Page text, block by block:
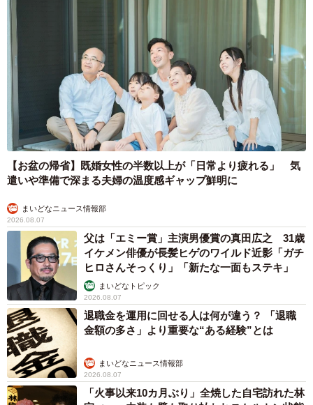
【お盆の帰省】既婚女性の半数以上が「日常より疲れる」 気
遣いや準備で深まる夫婦の温度感ギャップ鮮明に
まいどなニュース情報部
2026.08.07
父は「エミー賞」主演男優賞の真田広之 31歳
イケメン俳優が長髪ヒゲのワイルド近影「ガチ
ヒロさんそっくり」「新たな一面もステキ」
まいどなトピック
2026.08.07
退職金を運用に回せる人は何が違う？ 「退職
金額の多さ」より重要な“ある経験”とは
まいどなニュース情報部
2026.08.07
「火事以来10カ月ぶり」全焼した自宅訪れた林